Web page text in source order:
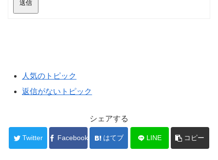
送信
人気のトピック
返信がないトピック
シェアする
Twitter Facebook はてブ LINE コピー